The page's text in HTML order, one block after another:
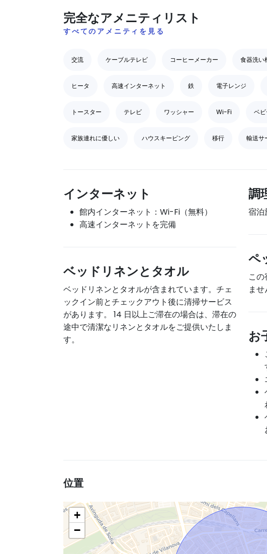
完全なアメニティリスト
すべてのアメニティを見る
交流 ケーブルテレビ コーヒーメーカー 食器洗い
ヒータ 高速インターネット 鉄 電子レンジ
トースター テレビ ワッシャー Wi-Fi ベ
家族連れに優しい ハウスキーピング 移行 輸送サ
インターネット
館内インターネット：Wi-Fi（無料）
高速インターネットを完備
ベッドリネンとタオル
ベッドリネンとタオルが含まれています。チェ
ックイン前とチェックアウト後に清掃サービス
があります。 14 日以上ご滞在の場合は、滞在の
途中で清潔なリネンとタオルをご提供いたしま
す。
調
宿泊
ペ
こ
ませ
お
位置
+
−